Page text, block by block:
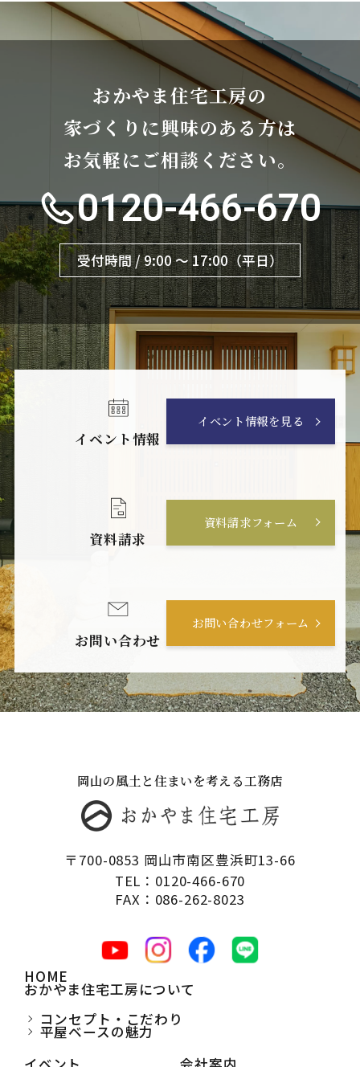
おかやま住宅工房の
家づくりに興味のある方は
お気軽にご相談ください。
0120-466-670
受付時間 / 9:00 〜 17:00（平日）
イベント情報
イベント情報を見る
資料請求
資料請求フォーム
お問い合わせ
お問い合わせフォーム
岡山の風土と住まいを考える工務店
〒700-0853 岡山市南区豊浜町13-66
TEL：0120-466-670
FAX：086-262-8023
HOME
おかやま住宅工房について
コンセプト・こだわり
平屋ベースの魅力